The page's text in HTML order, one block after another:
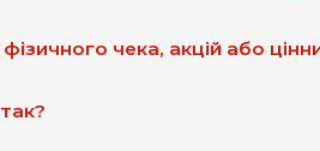
чека, акцій або